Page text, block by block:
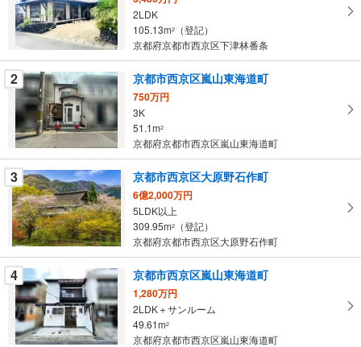
取
る
・
条
件
を
マ
イ
ペ
ー
ジ
に
保
存
す
る
2LDK
105.13m2
（登記）
京都府京都市西京区下津林番条
2 京都市西京区嵐山東海道町
750万円
3K
51.1m2
京都府京都市西京区嵐山東海道町
3 京都市西京区大原野石作町
6億2,000万円
5LDK以上
309.95m2
（登記）
京都府京都市西京区大原野石作町
4 京都市西京区嵐山東海道町
1,280万円
2LDK＋サンルーム
49.61m2
京都府京都市西京区嵐山東海道町